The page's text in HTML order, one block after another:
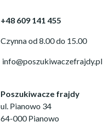
+48 609 141 455
Czynna od 8.00 do 15.00
info@poszukiwaczefrajdy.pl
Poszukiwacze frajdy
ul. Pianowo 34
64-000 Pianowo